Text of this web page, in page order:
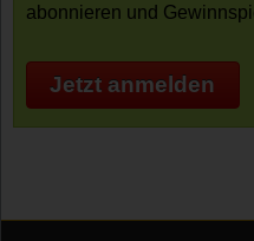
abonnieren und
Jetzt anmelden